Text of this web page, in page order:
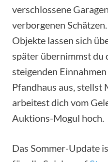
verschlossene
verborgenen
Objekte lassen sich
später übernimmst du
steigenden
Pfandhaus aus,
arbeitest dich vom
Auktions-Mogul hoch.
Das Sommer-Update